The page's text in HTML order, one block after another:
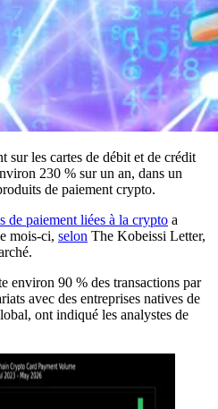
sur les cartes de débit et de crédit
230 % sur un an, dans un
de paiement crypto.
de paiement liées à la crypto a
mois-ci, selon The Kobeissi Letter,
environ 90 % des transactions par
avec des entreprises natives de
ont indiqué les analystes de